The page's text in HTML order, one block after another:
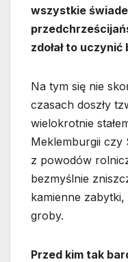
wszystkie
zdołał to
Na tym się nie
czasach doszły
wielokrotnie
Meklemburgii czy
z powodów
bezmyślnie
kamienne
groby.
Przed kim tak